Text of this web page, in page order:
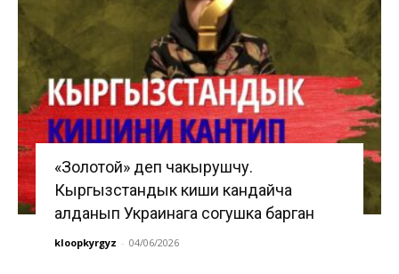
«Золотой» деп чакырушчу.
Кыргызстандык киши кандайча
алданып Украинага согушка барган
kloopkyrgyz - 04/06/2026